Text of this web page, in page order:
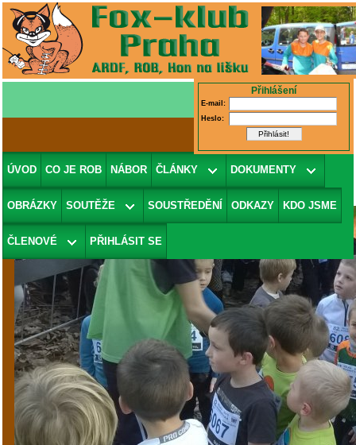
Přihlášení
E-mail:
Heslo:
ÚVOD CO JE ROB NÁBOR ČLÁNKY DOKUMENTY
OBRÁZKY SOUTĚŽE SOUSTŘEDĚNÍ ODKAZY KDO JSME
ČLENOVÉ PŘIHLÁSIT SE
VK-2015 (v galeriiVelká Kunratická
2015)